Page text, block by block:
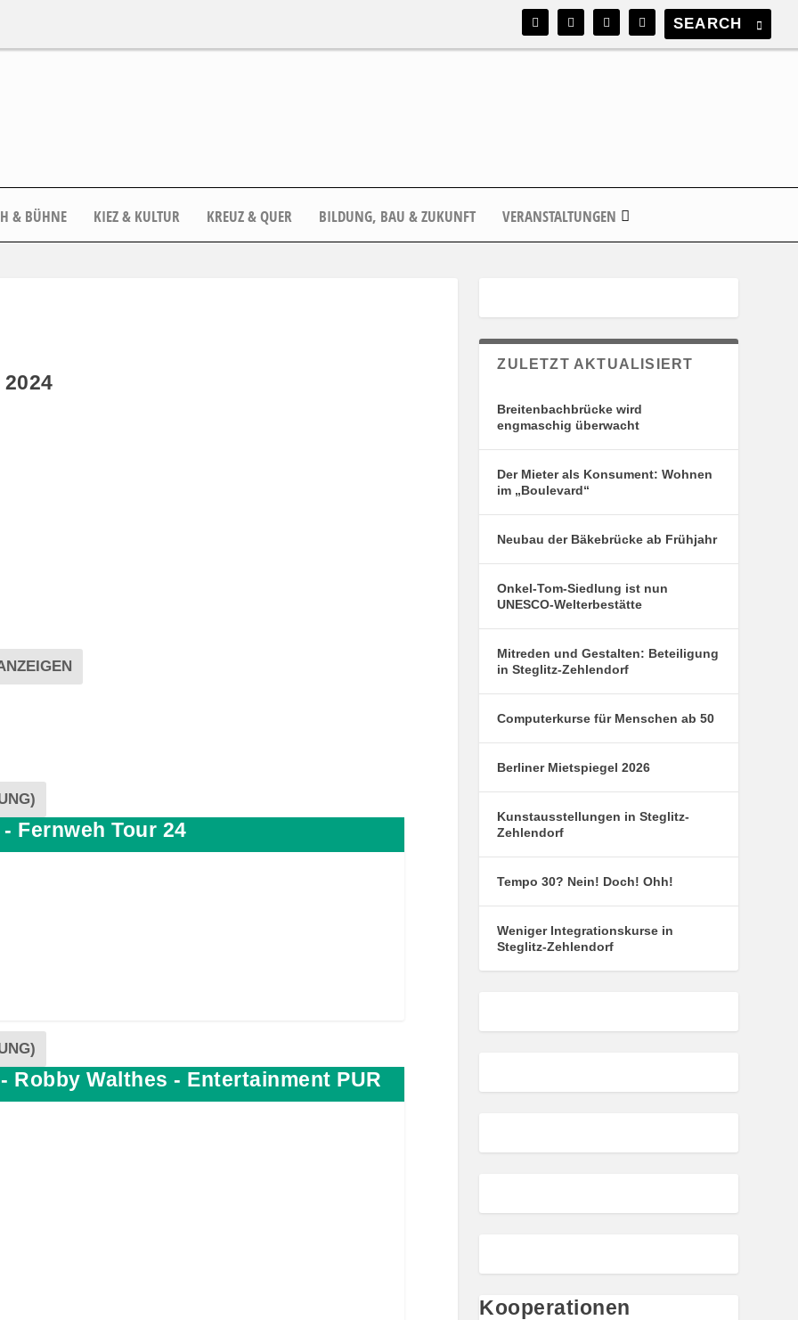
& BÜHNE KIEZ & KULTUR KREUZ & QUER BILDUNG, BAU & ZUKUNFT VERANSTALTUNGEN
Fernweh Tour 24
Robby Walthes - Entertainment PUR
ZULETZT AKTUALISIERT
Breitenbachbrücke wird
engmaschig überwacht
Der Mieter als Konsument: Wohnen
im „Boulevard“
Neubau der Bäkebrücke ab Frühjahr
Onkel-Tom-Siedlung ist nun
UNESCO-Welterbestätte
Mitreden und Gestalten: Beteiligung
in Steglitz-Zehlendorf
Computerkurse für Menschen ab 50
Berliner Mietspiegel 2026
Kunstausstellungen in Steglitz-
Zehlendorf
Tempo 30? Nein! Doch! Ohh!
Weniger Integrationskurse in
Steglitz-Zehlendorf
Kooperationen